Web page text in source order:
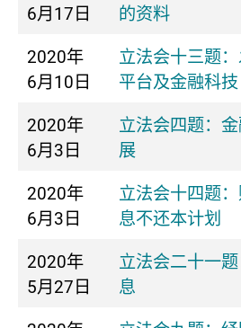
6月17日
的资料
2020年
6月10日
立法会十三题
平台及金融科技
2020年
6月3日
立法会四题：
展
2020年
6月3日
立法会十四题
息不还本计划
2020年
5月27日
立法会二十一
息